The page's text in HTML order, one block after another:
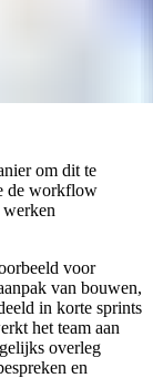
om dit te
de workflow
werken
voor
van bouwen,
in korte sprints
het team aan
overleg
en